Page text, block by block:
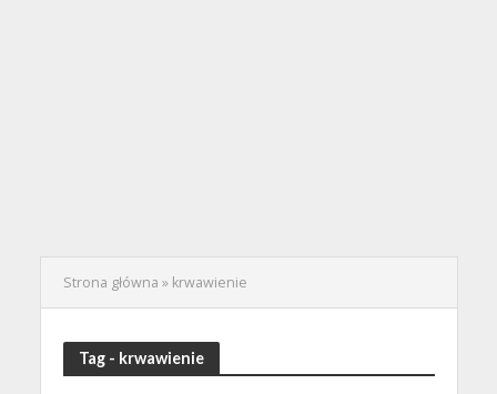
Strona główna » krwawienie
Tag - krwawienie